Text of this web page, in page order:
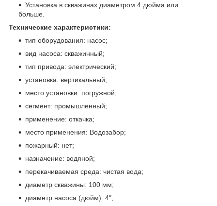
Установка в скважинах диаметром 4 дюйма или
больше.
Технические характеристики:
тип оборудования: насос;
вид насоса: скважинный;
тип привода: электрический;
установка: вертикальный;
место установки: погружной;
сегмент: промышленный;
применение: откачка;
место применения: Водозабор;
пожарный: нет;
назначение: водяной;
перекачиваемая среда: чистая вода;
диаметр скважины: 100 мм;
диаметр насоса (дюйм): 4″;